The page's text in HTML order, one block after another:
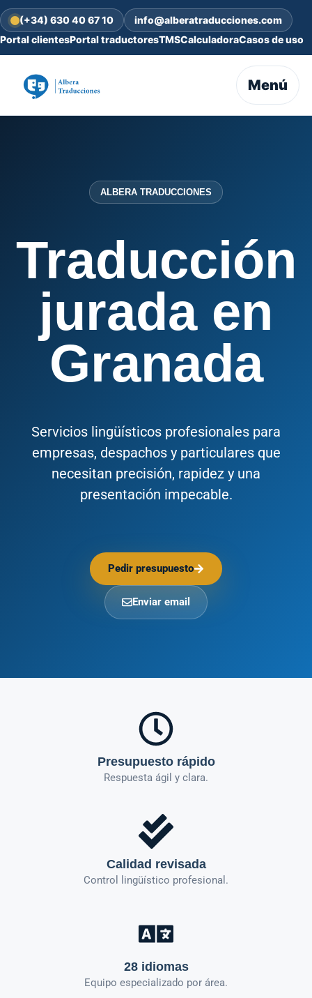
(+34) 630 40 67 10
info@alberatraducciones.com
Portal clientesPortal traductoresTMSCalculadoraCasos de uso
Menú
ALBERA TRADUCCIONES
Traducción
jurada en
Granada
Servicios lingüísticos profesionales para
empresas, despachos y particulares que
necesitan precisión, rapidez y una
presentación impecable.
Pedir presupuesto
Enviar email
Presupuesto rápido
Respuesta ágil y clara.
Calidad revisada
Control lingüístico profesional.
28 idiomas
Equipo especializado por área.